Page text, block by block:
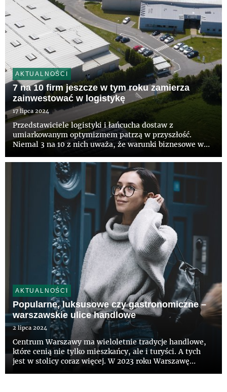
AKTUALNOŚCI
7 na 10 firm jeszcze w tym roku zamierza
zainwestować w logistykę
17 lipca 2024
Przedstawiciele logistyki i łańcucha dostaw z
umiarkowanym optymizmem patrzą w przyszłość.
Niemal 3 na 10 z nich uważa, że warunki biznesowe w
minionym roku, podobna liczba nie spodziewa się zmian
– wynika z raportu Confi...
AKTUALNOŚCI
Popularne, luksusowe czy gastronomiczne –
warszawskie ulice handlowe
2 lipca 2024
Centrum Warszawy ma wieloletnie tradycje handlowe,
które cenią nie tylko mieszkańcy, ale i turyści. A tych
jest w stolicy coraz więcej. W 2023 roku Warszawę